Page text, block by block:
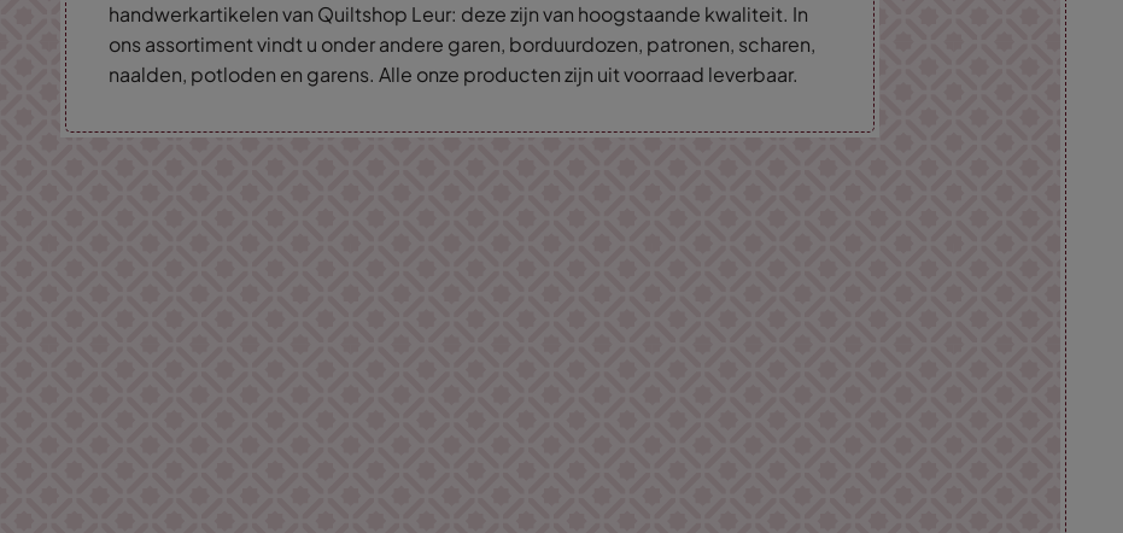
handwerkartikelen van Quiltshop Leur: deze zijn van hoogstaande kwaliteit. In
ons assortiment vindt u onder andere garen, borduurdozen, patronen, scharen,
naalden, potloden en garens. Alle onze producten zijn uit voorraad leverbaar.